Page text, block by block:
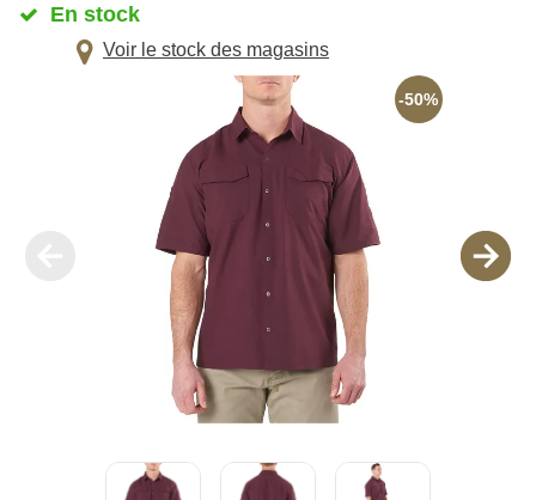
En stock
Voir le stock des magasins
-50%